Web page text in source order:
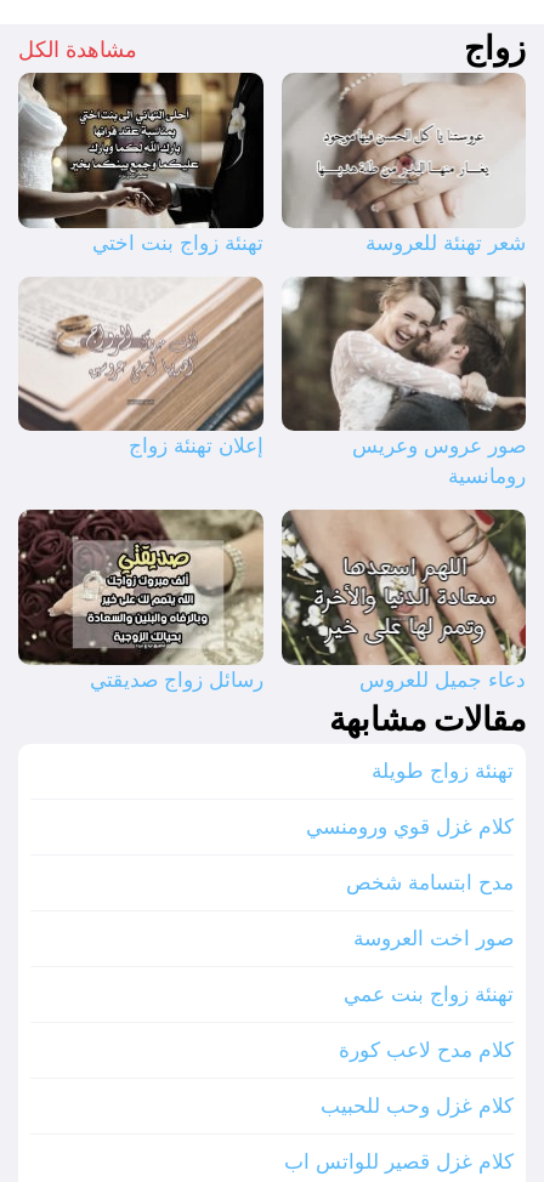
زواج مشاهدة الكل
شعر تهنئة للعروسة تهنئة زواج بنت اختي
صور عروس وعريس
رومانسية
إعلان تهنئة زواج
دعاء جميل للعروس رسائل زواج صديقتي
مقالات مشابهة
تهنئة زواج طويلة
كلام غزل قوي ورومنسي
مدح ابتسامة شخص
صور اخت العروسة
تهنئة زواج بنت عمي
كلام مدح لاعب كورة
كلام غزل وحب للحبيب
كلام غزل قصير للواتس اب